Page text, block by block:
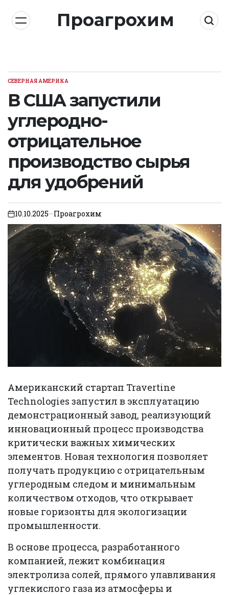
content
Проагрохим
POSTED
СЕВЕРНАЯ АМЕРИКА
В США запустили
углеродно-
отрицательное
производство сырья
для удобрений
on10.10.2025 Проагрохим
Американский стартап Travertine
Technologies запустил в эксплуатацию
демонстрационный завод, реализующий
инновационный процесс производства
критически важных химических
элементов. Новая технология позволяет
получать продукцию с отрицательным
углеродным следом и минимальным
количеством отходов, что открывает
новые горизонты для экологизации
промышленности.
В основе процесса, разработанного
компанией, лежит комбинация
электролиза солей, прямого улавливания
углекислого газа из атмосферы и